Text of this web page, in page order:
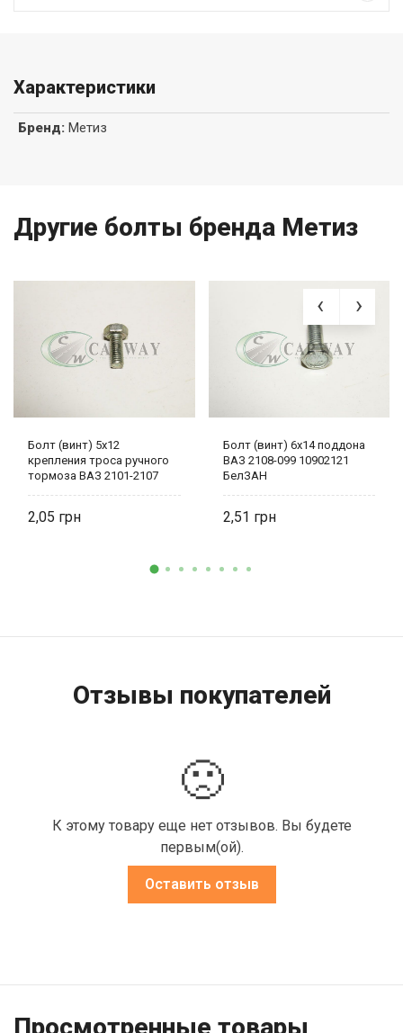
Характеристики
Бренд: Метиз
Другие болты бренда Метиз
Болт (винт) 5х12
крепления троса ручного
тормоза ВАЗ 2101-2107
2,05
Болт (винт) 6х14 поддона
ВАЗ 2108-099 10902121
БелЗАН
2,51
Отзывы покупателей
🙁
К этому товару еще нет отзывов. Вы будете
первым(ой).
Оставить отзыв